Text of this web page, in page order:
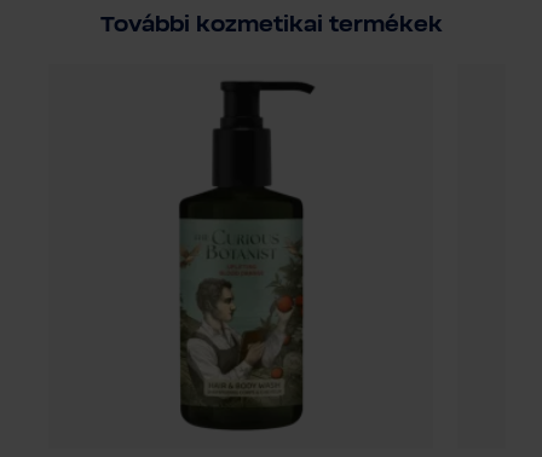
További kozmetikai termékek